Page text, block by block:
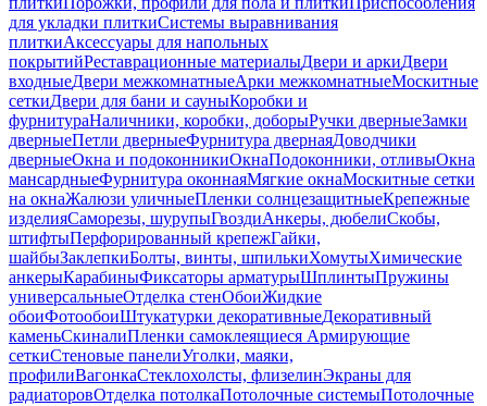
для укладки плиткиСистемы выравнивания
плиткиАксессуары для напольных
покрытийРеставрационные материалыДвери и аркиДвери
входныеДвери межкомнатныеАрки межкомнатныеМоскитные
сеткиДвери для бани и сауныКоробки и
фурнитураНаличники, коробки, доборыРучки дверныеЗамки
дверныеПетли дверныеФурнитура двернаяДоводчики
дверныеОкна и подоконникиОкнаПодоконники, отливыОкна
мансардныеФурнитура оконнаяМягкие окнаМоскитные сетки
на окнаЖалюзи уличныеПленки солнцезащитныеКрепежные
изделияСаморезы, шурупыГвоздиАнкеры, дюбелиСкобы,
штифтыПерфорированный крепежГайки,
шайбыЗаклепкиБолты, винты, шпилькиХомутыХимические
анкерыКарабиныФиксаторы арматурыШплинтыПружины
универсальныеОтделка стенОбоиЖидкие
обоиФотообоиШтукатурки декоративныеДекоративный
каменьСкиналиПленки самоклеящиеся Армирующие
сеткиСтеновые панелиУголки, маяки,
профилиВагонкаСтеклохолсты, флизелинЭкраны для
радиаторовОтделка потолкаПотолочные системыПотолочные